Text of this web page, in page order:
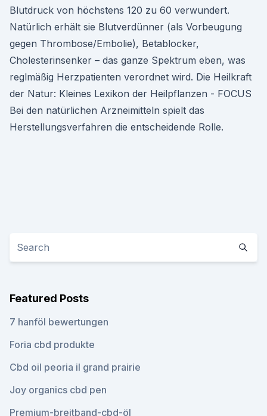
Blutdruck von höchstens 120 zu 60 verwundert.
Natürlich erhält sie Blutverdünner (als Vorbeugung
gegen Thrombose/Embolie), Betablocker,
Cholesterinsenker – das ganze Spektrum eben, was
reglmäßig Herzpatienten verordnet wird. Die Heilkraft
der Natur: Kleines Lexikon der Heilpflanzen - FOCUS
Bei den natürlichen Arzneimitteln spielt das
Herstellungsverfahren die entscheidende Rolle.
Featured Posts
7 hanföl bewertungen
Foria cbd produkte
Cbd oil peoria il grand prairie
Joy organics cbd pen
Premium-breitband-cbd-öl